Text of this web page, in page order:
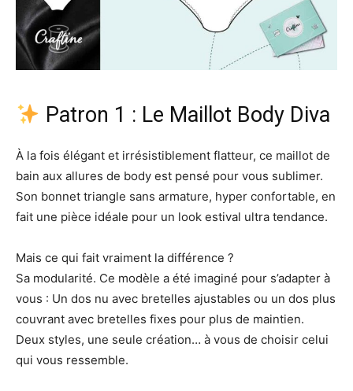
Patron 1 : Le Maillot Body Diva
À la fois élégant et irrésistiblement flatteur, ce maillot de
bain aux allures de body est pensé pour vous sublimer.
Son bonnet triangle sans armature, hyper confortable, en
fait une pièce idéale pour un look estival ultra tendance.
Mais ce qui fait vraiment la différence ?
Sa modularité. Ce modèle a été imaginé pour s’adapter à
vous : Un dos nu avec bretelles ajustables ou un dos plus
couvrant avec bretelles fixes pour plus de maintien.
Deux styles, une seule création… à vous de choisir celui
qui vous ressemble.